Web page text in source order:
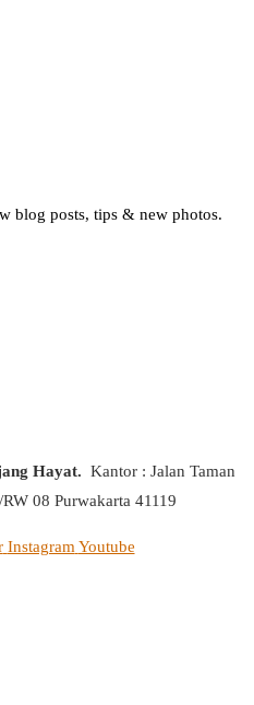
blog posts, tips & new photos.
Hayat. Kantor : Jalan Taman
08 Purwakarta 41119
Instagram Youtube